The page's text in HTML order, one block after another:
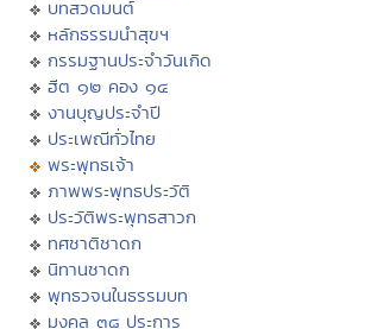
บทสวดมนต์
หลักธรรมนำสุขฯ
กรรมฐานประจำวันเกิด
ฮีต ๑๒ คอง ๑๔
งานบุญประจำปี
ประเพณีทั่วไทย
พระพุทธเจ้า
ภาพพระพุทธประวัติ
ประวัติพระพุทธสาวก
ทศชาติชาดก
นิทานชาดก
พุทธวจนในธรรมบท
มงคล ๓๘ ประการ